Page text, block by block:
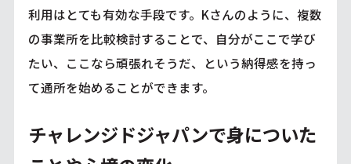
利用はとても有効な手段です。Kさんのように、複数
の事業所を比較検討することで、自分がここで学び
たい、ここなら頑張れそうだ、という納得感を持っ
て通所を始めることができます。
チャレンジドジャパンで身についた